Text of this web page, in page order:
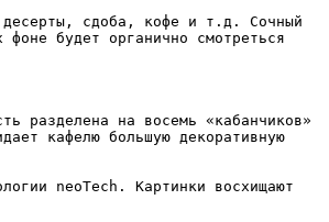
десерты, сдоба, кофе и т.д. Сочный
будет органично смотреться
на восемь «кабанчиков»
кафелю большую декоративную
neoTech. Картинки восхищают